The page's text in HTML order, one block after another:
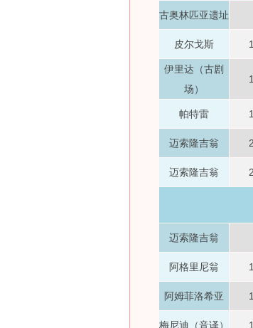
古奥林匹亚遗址
皮尔戈斯
伊里达（古剧
场）
帕特雷
迈索隆吉翁
迈索隆吉翁
迈索隆吉翁
阿格里尼翁
阿姆菲洛希亚
梅尼迪（音译）